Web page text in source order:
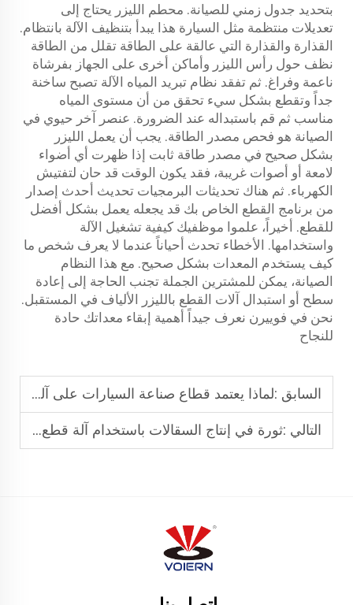
بتحديد جدول زمني للصيانة. محطم الليزر يحتاج إلى
تعديلات منتظمة مثل السيارة هذا يبدأ بتنظيف الآلة بانتظام.
القذارة والقذارة التي عالقة على الطاقة تقلل من الطاقة
نظف حول رأس الليزر وأماكن أخرى على الجهاز بفرشاة
ناعمة وفراغ. ثم تفقد نظام تبريد المياه الآلة تصبح ساخنة
جداً وتقطع بشكل سيء تحقق من أن مستوى المياه
مناسب ثم قم باستبداله عند الضرورة. عنصر آخر حيوي في
الصيانة هو فحص مصدر الطاقة. يجب أن يعمل الليزر
بشكل صحيح في مصدر طاقة ثابت إذا ظهرت أي أضواء
لامعة أو أصوات غريبة، فقد يكون الوقت قد حان لتفتيش
الكهرباء. ثم هناك تحديثات البرمجيات تحديث أحدث إصدار
من برنامج القطع الخاص بك قد يجعله يعمل بشكل أفضل
للقطع. أخيراً، علموا موظفيك كيفية تشغيل الآلة
واستخدامها. الأخطاء تحدث أحياناً عندما لا يعرف شخص ما
كيف يستخدم المعدات بشكل صحيح. مع هذا النظام
الصيانة، يمكن للمشترين الجملة تجنب الحاجة إلى إعادة
سطح أو استبدال آلات القطع بالليزر الألياف في المستقبل.
نحن في فوييرن نعرف جيداً أهمية إبقاء معداتك حادة
للنجاح
السابق :لماذا يعتمد قطاع صناعة السيارات على آلة القطع بالليزر الليفي باستخدام الحاسب الآلي
التالي :ثورة في إنتاج السقالات باستخدام آلة قطع أنابيب بألياف الليزر